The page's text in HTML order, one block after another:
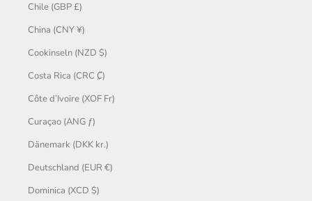
Chile (GBP £)
China (CNY ¥)
Cookinseln (NZD $)
Costa Rica (CRC ₡)
Côte d’Ivoire (XOF Fr)
Curaçao (ANG ƒ)
Dänemark (DKK kr.)
Deutschland (EUR €)
Dominica (XCD $)